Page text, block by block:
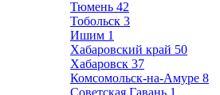
Тюмень 42
Тобольск 3
Ишим 1
Хабаровский край 50
Хабаровск 37
Комсомольск-на-Амуре 8
Советская Гавань 1